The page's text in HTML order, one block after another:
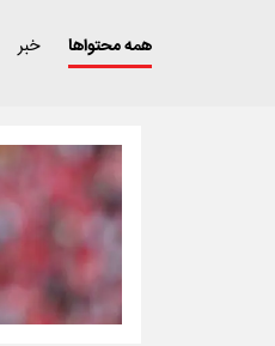
همه محتواها خبر